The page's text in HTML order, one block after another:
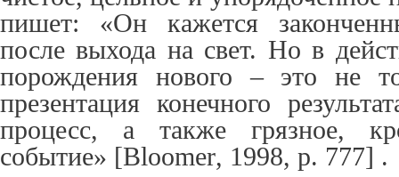
пишет: «Он кажется
после выхода на свет. Но в
порождения нового – это не
презентация конечного
процесс, а также грязное,
событие» [Bloomer, 1998, p. 777] .